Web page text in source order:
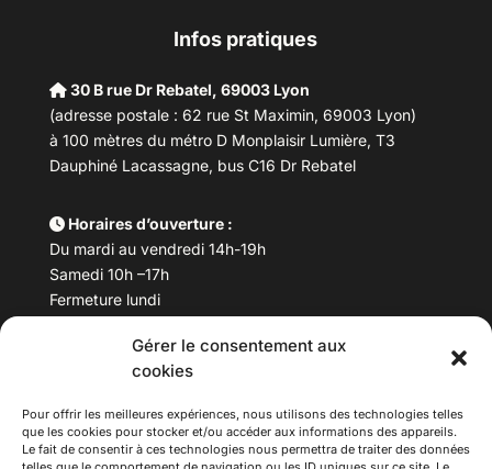
Gérer le consentement aux
cookies
Pour offrir les meilleures expériences, nous utilisons des technologies telles
que les cookies pour stocker et/ou accéder aux informations des appareils.
Le fait de consentir à ces technologies nous permettra de traiter des données
Infos pratiques
30 B rue Dr Rebatel, 69003 Lyon
(adresse postale : 62 rue St Maximin, 69003 Lyon)
à 100 mètres du métro D Monplaisir Lumière, T3
Dauphiné Lacassagne, bus C16 Dr Rebatel
Horaires d’ouverture :
Du mardi au vendredi 14h-19h
Samedi 10h –17h
Fermeture lundi
Téléphone : 04 78 53 06 40
maisondesculturesasiatiques@asiexpo.com